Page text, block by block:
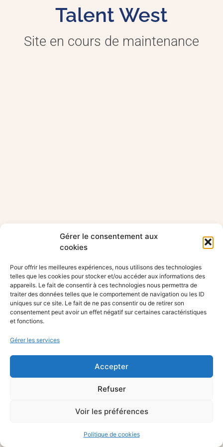
Gérer le consentement aux
cookies
Pour offrir les meilleures expériences, nous utilisons des technologies
telles que les cookies pour stocker et/ou accéder aux informations des
appareils. Le fait de consentir à ces technologies nous permettra de
traiter des données telles que le comportement de navigation ou les ID
uniques sur ce site. Le fait de ne pas consentir ou de retirer son
consentement peut avoir un effet négatif sur certaines caractéristiques
et fonctions.
Gérer les services
Accepter
Refuser
Voir les préférences
Politique de cookies
Talent West
Site en cours de maintenance